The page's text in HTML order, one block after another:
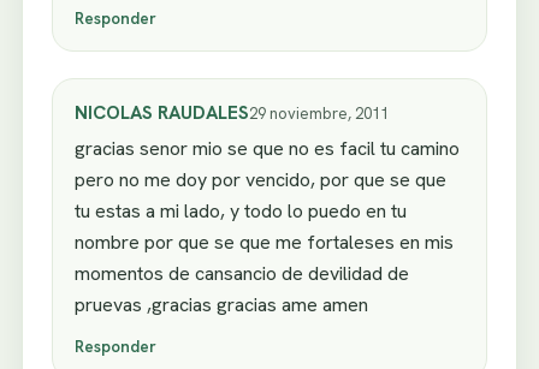
Responder
NICOLAS RAUDALES29 noviembre, 2011
gracias senor mio se que no es facil tu camino
pero no me doy por vencido, por que se que
tu estas a mi lado, y todo lo puedo en tu
nombre por que se que me fortaleses en mis
momentos de cansancio de devilidad de
pruevas ,gracias gracias ame amen
Responder